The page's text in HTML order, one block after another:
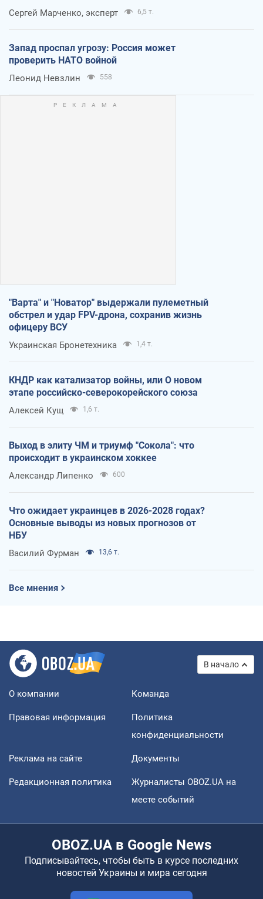
Сергей Марченко, эксперт 6,5 т.
Запад проспал угрозу: Россия может
проверить НАТО войной
Леонид Невзлин 558
"Варта" и "Новатор" выдержали пулеметный
обстрел и удар FPV-дрона, сохранив жизнь
офицеру ВСУ
Украинская Бронетехника 1,4 т.
КНДР как катализатор войны, или О новом
этапе российско-северокорейского союза
Алексей Кущ 1,6 т.
Выход в элиту ЧМ и триумф "Сокола": что
происходит в украинском хоккее
Александр Липенко 600
Что ожидает украинцев в 2026-2028 годах?
Основные выводы из новых прогнозов от
НБУ
Василий Фурман 13,6 т.
Все мнения
В начало
О компании Команда
Правовая информация
Политика
конфиденциальности
Реклама на сайте Документы
Редакционная политика
Журналисты OBOZ.UA на
месте событий
OBOZ.UA в Google News
Подписывайтесь, чтобы быть в курсе последних
новостей Украины и мира сегодня